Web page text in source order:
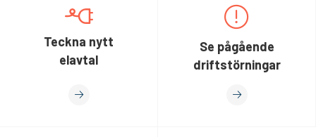
Teckna nytt
elavtal
Se pågående
driftstörningar